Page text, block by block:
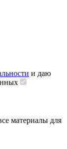
и даю
материалы для